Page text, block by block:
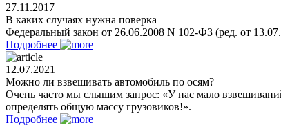
27.11.2017
В каких случаях нужна поверка
Федеральный закон от 26.06.2008 N 102-ФЗ (ред. от
Подробнее
12.07.2021
Можно ли взвешивать автомобиль по осям?
Очень часто мы слышим запрос: «У нас мало
определять общую массу грузовиков!».
Подробнее